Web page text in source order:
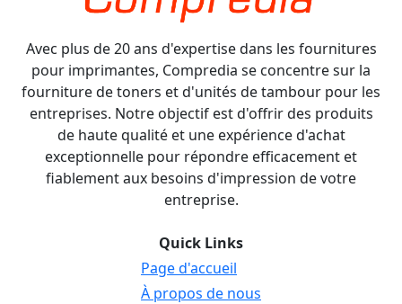
Avec plus de 20 ans d'expertise dans les fournitures
pour imprimantes, Compredia se concentre sur la
fourniture de toners et d'unités de tambour pour les
entreprises. Notre objectif est d'offrir des produits
de haute qualité et une expérience d'achat
exceptionnelle pour répondre efficacement et
fiablement aux besoins d'impression de votre
entreprise.
Quick Links
Page d'accueil
À propos de nous